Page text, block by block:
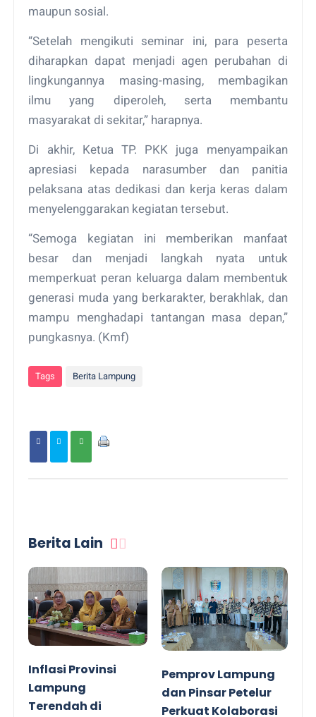
maupun sosial.
“Setelah mengikuti seminar ini, para peserta
diharapkan dapat menjadi agen perubahan di
lingkungannya masing-masing, membagikan
ilmu yang diperoleh, serta membantu
masyarakat di sekitar,” harapnya.
Di akhir, Ketua TP. PKK juga menyampaikan
apresiasi kepada narasumber dan panitia
pelaksana atas dedikasi dan kerja keras dalam
menyelenggarakan kegiatan tersebut.
“Semoga kegiatan ini memberikan manfaat
besar dan menjadi langkah nyata untuk
memperkuat peran keluarga dalam membentuk
generasi muda yang berkarakter, berakhlak, dan
mampu menghadapi tantangan masa depan,”
pungkasnya. (Kmf)
Tags Berita Lampung
Berita Lain
Inflasi Provinsi
Lampung
Terendah di
Pemprov Lampung
dan Pinsar Petelur
Perkuat Kolaborasi